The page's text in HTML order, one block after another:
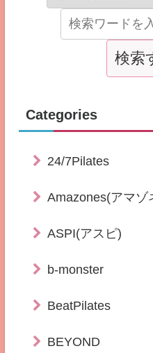
Categories
24/7Pilates
Amazones(アマゾ
ASPI(アスピ)
b-monster
BeatPilates
BEYOND